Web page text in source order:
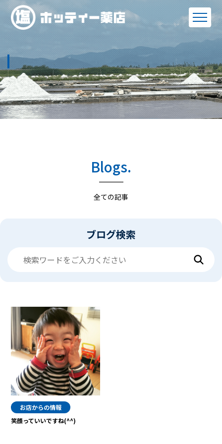
Blogs.
全ての記事
ブログ検索
お店からの情報
笑顔っていいですね(^^)